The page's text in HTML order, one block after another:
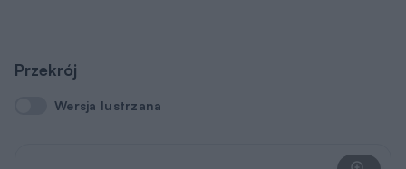
Przekrój
Wersja lustrzana
Wersja lustrzana